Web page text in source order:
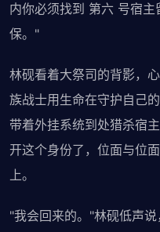
内你必须找到 第六 号宿
保。"
林砚看着大祭司的背影，
族战士用生命在守护自己
带着外挂系统到处猎杀宿
开这个身份了，位面与位
上。
"我会回来的。"林砚低声